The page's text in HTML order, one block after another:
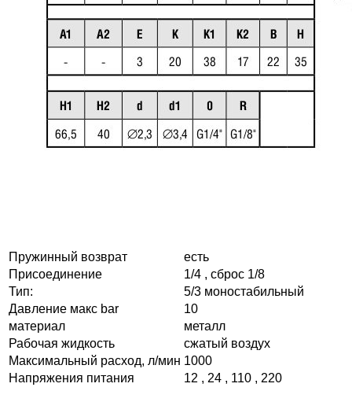
Пружинный возврат
есть
Присоединение
1/4 , сброс 1/8
Тип:
5/3 моностабильный
Давление макс bar
10
материал
металл
Рабочая жидкость
сжатый воздух
Максимальный расход, л/мин 1000
Напряжения питания
12 , 24 , 110 , 220